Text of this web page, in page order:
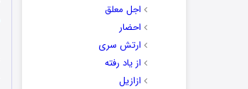
اجل معلق
احضار
ارتش سری
از یاد رفته
ازازیل